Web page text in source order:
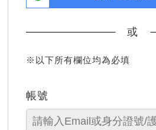
或
※以下所有欄位均為必填
帳號